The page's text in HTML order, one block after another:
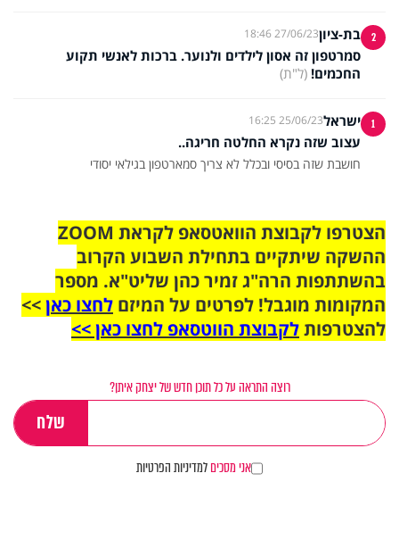
2 בת-ציון27/06/23 18:46
סמרטפון זה אסון לילדים ולנוער. ברכות לאנשי תקוע
החכמים! (ל"ת)
1 ישראל25/06/23 16:25
עצוב שזה נקרא החלטה חריגה..
חושבת שזה בסיסי ובכלל לא צריך סמארטפון בגילאי יסודי
הצטרפו לקבוצת הוואטסאפ לקראת ZOOM
ההשקה שיתקיים בתחילת השבוע הקרוב
בהשתתפות הרה"ג זמיר כהן שליט"א. מספר
המקומות מוגבל! לפרטים על המיזם לחצו כאן>>
להצטרפותלקבוצת הווטסאפ לחצו כאן >>
רוצה התראה על כל תוכן חדש של יצחק איתן?
אני מסכיםלמדיניות הפרטיות